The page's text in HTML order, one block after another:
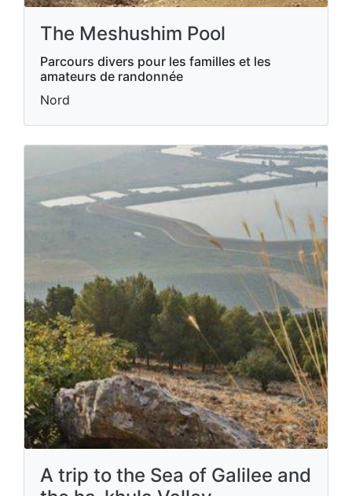
The Meshushim Pool
Parcours divers pour les familles et les
amateurs de randonnée
Nord
A trip to the Sea of ​​Galilee and